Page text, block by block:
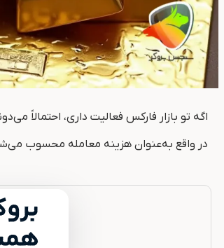
اگه تو بازار فارکس فعالیت داری، احتمالاً
در واقع به‌عنوان هزینه معامله محسوب